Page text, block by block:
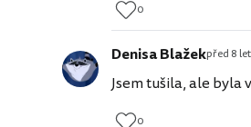
0
Denisa Blažekpřed 8
Jsem tušila, ale byla
0